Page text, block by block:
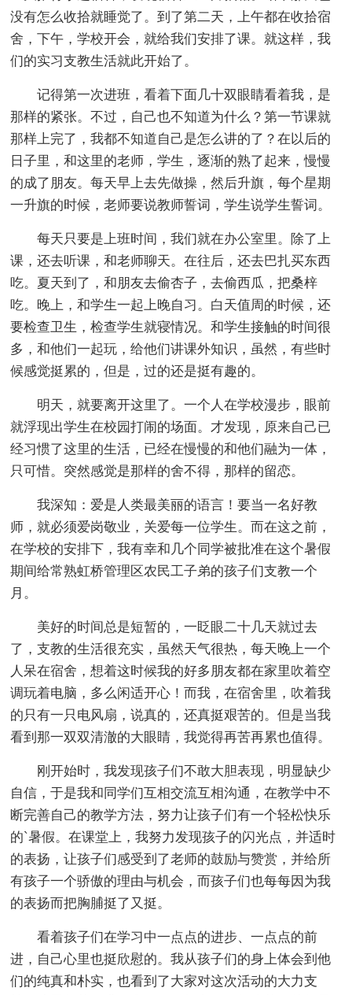
没有怎么收拾就睡觉了。到了第二天，上午都在收拾宿
舍，下午，学校开会，就给我们安排了课。就这样，我
们的实习支教生活就此开始了。
记得第一次进班，看着下面几十双眼睛看着我，是
那样的紧张。不过，自己也不知道为什么？第一节课就
那样上完了，我都不知道自己是怎么讲的了？在以后的
日子里，和这里的老师，学生，逐渐的熟了起来，慢慢
的成了朋友。每天早上去先做操，然后升旗，每个星期
一升旗的时候，老师要说教师誓词，学生说学生誓词。
每天只要是上班时间，我们就在办公室里。除了上
课，还去听课，和老师聊天。在往后，还去巴扎买东西
吃。夏天到了，和朋友去偷杏子，去偷西瓜，把桑梓
吃。晚上，和学生一起上晚自习。白天值周的时候，还
要检查卫生，检查学生就寝情况。和学生接触的时间很
多，和他们一起玩，给他们讲课外知识，虽然，有些时
候感觉挺累的，但是，过的还是挺有趣的。
明天，就要离开这里了。一个人在学校漫步，眼前
就浮现出学生在校园打闹的场面。才发现，原来自己已
经习惯了这里的生活，已经在慢慢的和他们融为一体，
只可惜。突然感觉是那样的舍不得，那样的留恋。
我深知：爱是人类最美丽的语言！要当一名好教
师，就必须爱岗敬业，关爱每一位学生。而在这之前，
在学校的安排下，我有幸和几个同学被批准在这个暑假
期间给常熟虹桥管理区农民工子弟的孩子们支教一个
月。
美好的时间总是短暂的，一眨眼二十几天就过去
了，支教的生活很充实，虽然天气很热，每天晚上一个
人呆在宿舍，想着这时候我的好多朋友都在家里吹着空
调玩着电脑，多么闲适开心！而我，在宿舍里，吹着我
的只有一只电风扇，说真的，还真挺艰苦的。但是当我
看到那一双双清澈的大眼睛，我觉得再苦再累也值得。
刚开始时，我发现孩子们不敢大胆表现，明显缺少
自信，于是我和同学们互相交流互相沟通，在教学中不
断完善自己的教学方法，努力让孩子们有一个轻松快乐
的`暑假。在课堂上，我努力发现孩子的闪光点，并适时
的表扬，让孩子们感受到了老师的鼓励与赞赏，并给所
有孩子一个骄傲的理由与机会，而孩子们也每每因为我
的表扬而把胸脯挺了又挺。
看着孩子们在学习中一点点的进步、一点点的前
进，自己心里也挺欣慰的。我从孩子们的身上体会到他
们的纯真和朴实，也看到了大家对这次活动的大力支